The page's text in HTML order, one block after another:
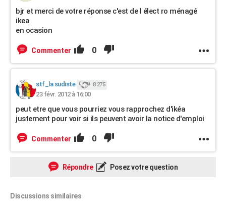
Bricolage
Lifestyle
Culture
SportAuto
Television
Voyage
Cinema
bjr et merci de votre réponse c'est de l élect ro ménagé
ikea
en ocasion
Commenter 0
stf_la sudiste 8 275
23 févr. 2012 à 16:00
peut etre que vous pourriez vous rapprochez d'ikéa
justement pour voir si ils peuvent avoir la notice d'emploi
Commenter 0
Répondre Posez votre question
Discussions similaires